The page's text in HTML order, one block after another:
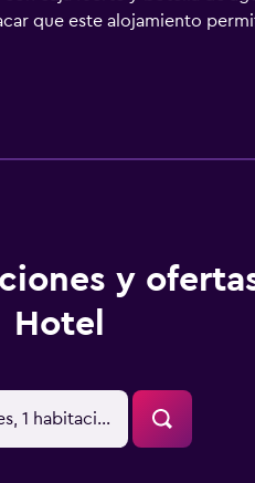
que este alojamiento
a Internet wifi gratis. Los
incluyen secador
y
Hotel
1 habitación